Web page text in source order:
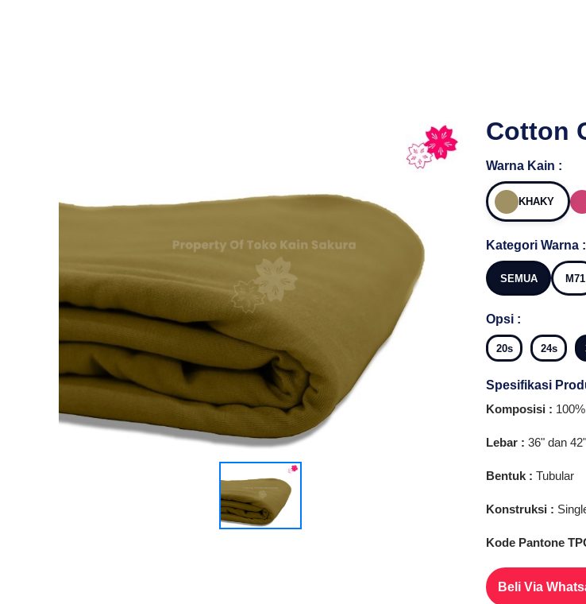
Cotton
Warna Kain :
KHAKY
Kategori Warna :
SEMUA M71
Opsi :
20s 24s
Spesifikasi
Komposisi :
Lebar : 36" dan 42"
Bentuk : Tubular
Konstruksi :
Kode Pantone
Beli Via